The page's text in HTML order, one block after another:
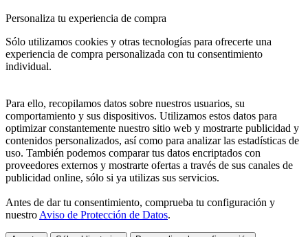
Personaliza tu experiencia de compra
Sólo utilizamos cookies y otras tecnologías para ofrecerte una
experiencia de compra personalizada con tu consentimiento
individual.
Para ello, recopilamos datos sobre nuestros usuarios, su
comportamiento y sus dispositivos. Utilizamos estos datos para
optimizar constantemente nuestro sitio web y mostrarte publicidad y
contenidos personalizados, así como para analizar las estadísticas de
uso. También podemos comparar tus datos encriptados con
proveedores externos y mostrarte ofertas a través de sus canales de
publicidad online, sólo si ya utilizas sus servicios.
Antes de dar tu consentimiento, comprueba tu configuración y
nuestro Aviso de Protección de Datos.